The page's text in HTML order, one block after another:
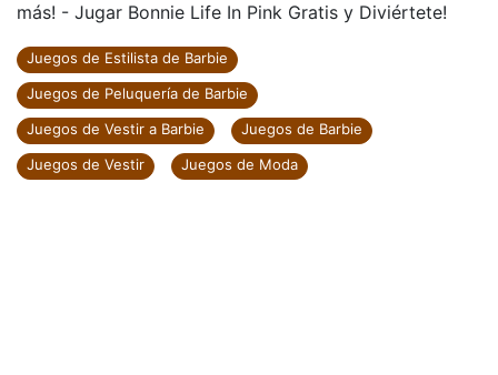
más! - Jugar Bonnie Life In Pink Gratis y Diviértete!
Juegos de Estilista de Barbie
Juegos de Peluquería de Barbie
Juegos de Vestir a Barbie
Juegos de Barbie
Juegos de Vestir
Juegos de Moda